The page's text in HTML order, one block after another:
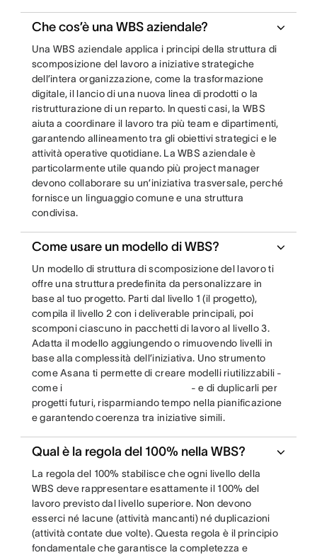
Che cos’è una WBS aziendale?
Una WBS aziendale applica i principi della struttura di
scomposizione del lavoro a iniziative strategiche
dell’intera organizzazione, come la trasformazione
digitale, il lancio di una nuova linea di prodotti o la
ristrutturazione di un reparto. In questi casi, la WBS
aiuta a coordinare il lavoro tra più team e dipartimenti,
garantendo allineamento tra gli obiettivi strategici e le
attività operative quotidiane. La WBS aziendale è
particolarmente utile quando più project manager
devono collaborare su un’iniziativa trasversale, perché
fornisce un linguaggio comune e una struttura
condivisa.
Come usare un modello di WBS?
Un modello di struttura di scomposizione del lavoro ti
offre una struttura predefinita da personalizzare in
base al tuo progetto. Parti dal livello 1 (il progetto),
compila il livello 2 con i deliverable principali, poi
scomponi ciascuno in pacchetti di lavoro al livello 3.
Adatta il modello aggiungendo o rimuovendo livelli in
base alla complessità dell’iniziativa. Uno strumento
come Asana ti permette di creare modelli riutilizzabili -
come i
- e di duplicarli per
progetti futuri, risparmiando tempo nella pianificazione
e garantendo coerenza tra iniziative simili.
Qual è la regola del 100% nella WBS?
La regola del 100% stabilisce che ogni livello della
WBS deve rappresentare esattamente il 100% del
lavoro previsto dal livello superiore. Non devono
esserci né lacune (attività mancanti) né duplicazioni
(attività contate due volte). Questa regola è il principio
fondamentale che garantisce la completezza e